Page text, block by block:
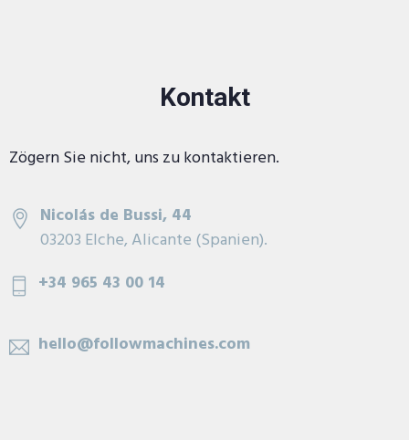
Kontakt
Zögern Sie nicht, uns zu kontaktieren.
Nicolás de Bussi, 44
03203 Elche, Alicante (Spanien).
+34 965 43 00 14
hello@followmachines.com